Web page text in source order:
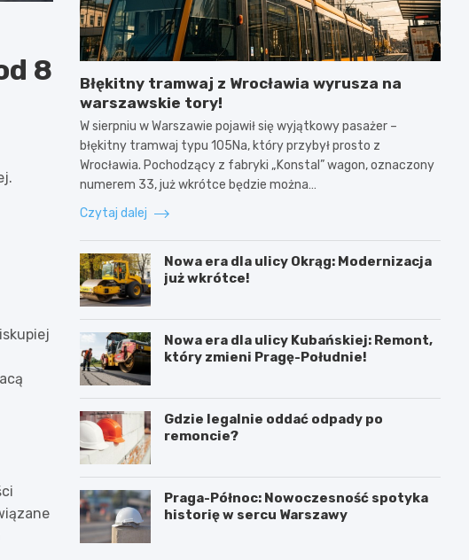
8
Błękitny tramwaj z Wrocławia wyrusza na
warszawskie tory!
W sierpniu w Warszawie pojawił się wyjątkowy pasażer –
błękitny tramwaj typu 105Na, który przybył prosto z
Wrocławia. Pochodzący z fabryki „Konstal” wagon, oznaczony
numerem 33, już wkrótce będzie można…
Czytaj dalej
Nowa era dla ulicy Okrąg: Modernizacja
już wkrótce!
Nowa era dla ulicy Kubańskiej: Remont,
który zmieni Pragę-Południe!
Gdzie legalnie oddać odpady po
remoncie?
Praga-Północ: Nowoczesność spotyka
historię w sercu Warszawy